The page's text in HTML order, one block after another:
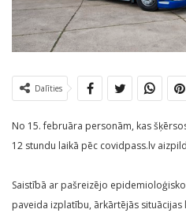
Dalīties
No 15. februāra personām, kas
12 stundu laikā pēc covidpass.lv
Saistībā ar pašreizējo
paveida izplatību, ārkārtējās